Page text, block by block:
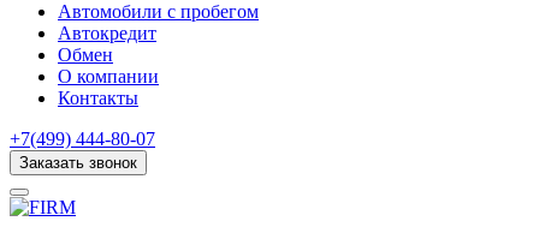
Автомобили с пробегом
Автокредит
Обмен
О компании
Контакты
+7(499) 444-80-07
Заказать звонок